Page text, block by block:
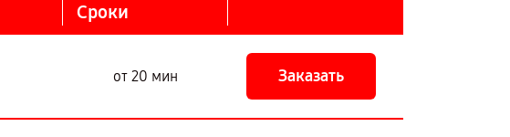
Сроки
от 20 мин Заказать